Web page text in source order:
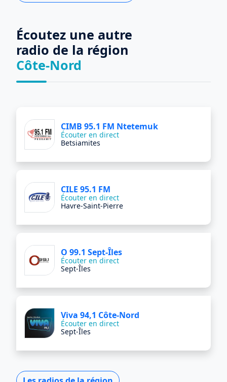
Écoutez une autre
radio de la région
‎Côte-Nord
CIMB 95.1 FM Ntetemuk
Écouter en direct
Betsiamites
CILE 95.1 FM
Écouter en direct
Havre-Saint-Pierre
O 99.1 Sept-Îles
Écouter en direct
Sept-Îles
Viva 94,1 Côte-Nord
Écouter en direct
Sept-Îles